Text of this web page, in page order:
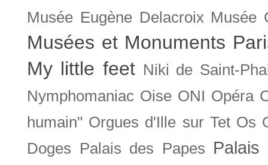
Musée Eugène Delacroix Musée
Musées et Monuments
My little feet Niki de Saint-
Nymphomaniac Oise ONI Opéra
humain" Orgues d'Ille sur Tet Os
Doges
Palais des Papes Palais